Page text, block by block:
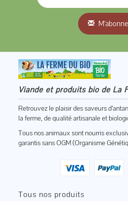
Viande et produits bio de La
Retrouvez le plaisir des saveurs
la ferme, de qualité artisanale et
Tous nos animaux sont nourris
garantis sans OGM (Organisme
Tous nos produits